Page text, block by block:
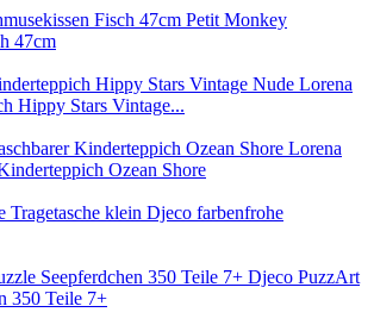
Petit Monkey
47cm
Lorena
Hippy Stars Vintage...
Lorena
Ozean Shore
Djeco farbenfrohe
Djeco PuzzArt
350 Teile 7+